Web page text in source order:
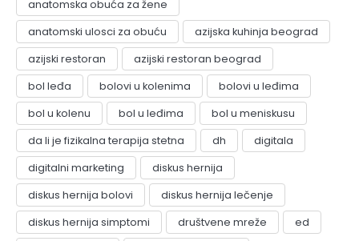
anatomska obuća za žene
anatomski ulosci za obuću
azijska kuhinja beograd
azijski restoran
azijski restoran beograd
bol leđa
bolovi u kolenima
bolovi u leđima
bol u kolenu
bol u leđima
bol u meniskusu
da li je fizikalna terapija stetna
dh
digitala
digitalni marketing
diskus hernija
diskus hernija bolovi
diskus hernija lečenje
diskus hernija simptomi
društvene mreže
ed